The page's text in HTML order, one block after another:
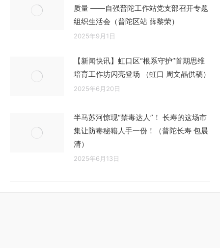
质量 ——自强普陀工作站党支部召开专题
组织生活会（普陀区站 薛黎荣）
2025年9月1日
【新闻快讯】虹口区“根系守护”首期思维
培育工作坊闪亮登场 （虹口 周文晶供稿）
2025年6月20日
半马苏河惊现“禁毒达人”！ 长寿的这场市
集让防毒秘籍人手一份！（普陀长寿 包晨
清）
2025年6月13日